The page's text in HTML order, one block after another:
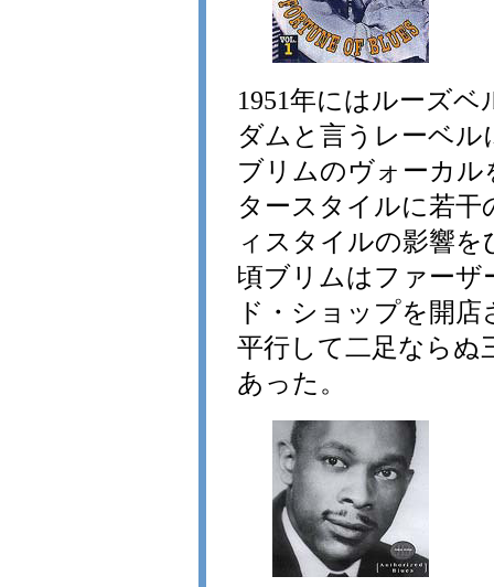
1951年にはルーズ
ダムと言うレーベル
ブリムのヴォーカ
タースタイルに若
ィスタイルの影響
頃ブリムはファーザ
ド・ショップを開
平行して二足ならぬ
あった。